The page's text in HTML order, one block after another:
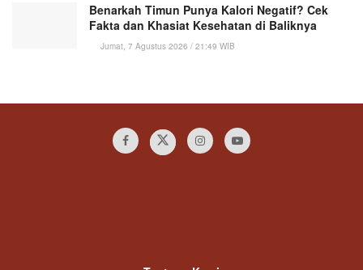
Benarkah Timun Punya Kalori Negatif? Cek
Fakta dan Khasiat Kesehatan di Baliknya
Jumat, 7 Agustus 2026 / 21:49 WIB